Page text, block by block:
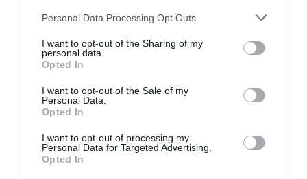
Please note that this website/app uses one or more Google
not limited to your visit or usage behaviour. You may click to
grant or deny consent to Google and its third-party tags to
use your data for below specified purposes in below Google
consent section.
Personal Data Processing Opt Outs
I want to opt-out of the Sharing of my
personal data.
Opted In
I want to opt-out of the Sale of my
Personal Data.
Opted In
I want to opt-out of processing my
Personal Data for Targeted Advertising.
Opted In
DAVID ATTENBOROUGH 100
ÉVES: AZ EMBER, AKI
HOGYAN KELL NÉZNI A
TERMÉSZETET
NOBEL-DÍJAT KAPOTT EGY
2026-04-23